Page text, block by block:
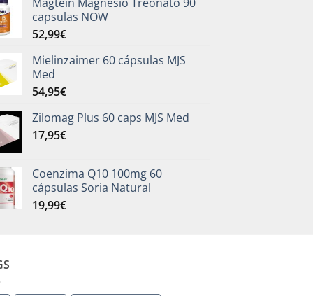
capsulas NOW
52,99€
Mielinzaimer 60 cápsulas MJS
Med
54,95€
Zilomag Plus 60 caps MJS Med
17,95€
Coenzima Q10 100mg 60
cápsulas Soria Natural
19,99€